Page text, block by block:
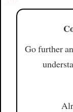
Go further